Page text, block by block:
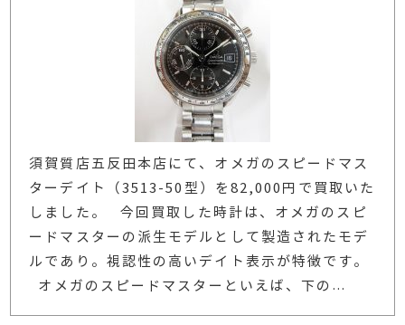
須賀質店五反田本店にて、オメガのスピードマス
ターデイト（3513-50型）を82,000円で買取いた
しました。 今回買取した時計は、オメガのスピ
ードマスターの派生モデルとして製造されたモデ
ルであり。視認性の高いデイト表示が特徴です。
オメガのスピードマスターといえば、下の …